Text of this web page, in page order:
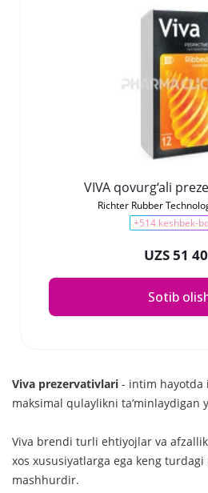
Richter Rubber
+514 keshbek-
UZS 51
Sotib
Viva prezervativlari - intim hayotda
maksimal qulaylikni
Viva brendi turli ehtiyojlar va
xos xususiyatlarga ega keng
mashhurdir.